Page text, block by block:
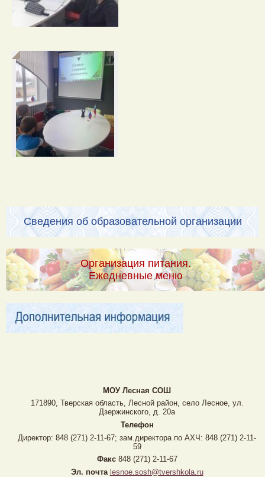
Сведения об образовательной организации
Организация питания.
Ежедневные меню
МОУ Лесная CОШ
171890, Тверская область, Лесной район, село Лесное, ул.
Дзержинского, д. 20а
Телефон
Директор: 848 (271) 2-11-67; зам.директора по АХЧ: 848 (271) 2-11-
59
Факс848 (271) 2-11-67
Эл. почта lesnoe.sosh@tvershkola.ru